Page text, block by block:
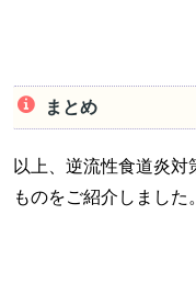
まとめ
以上、逆流性食道炎
ものをご紹介しました。